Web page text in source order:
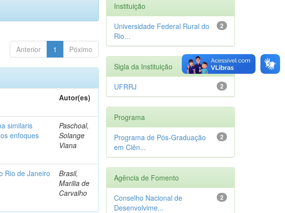
Anterior 1 Póximo
Autor(es)
similaris
enfoques
Paschoal,
Solange
Viana
Rio de Janeiro
Brasil,
Marilia de
Carvalho
Instituição
2
Universidade Federal Rural do
Rio...
Sigla da Instituição
2
UFRRJ
Programa
2
Programa de Pós-Graduação
em Ciên...
Agência de Fomento
2
Conselho Nacional de
Desenvolvime...